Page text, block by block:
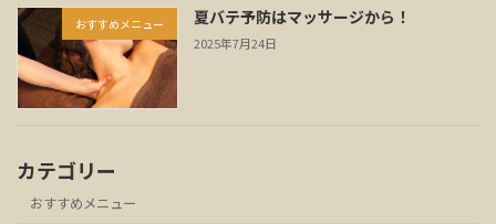
おすすめメニュー 夏バテ予防はマッサージから！
2025年7月24日
カテゴリー
おすすめメニュー